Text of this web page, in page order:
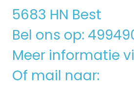
5683 HN Best
Bel ons op:
Meer informatie
Of mail naar: